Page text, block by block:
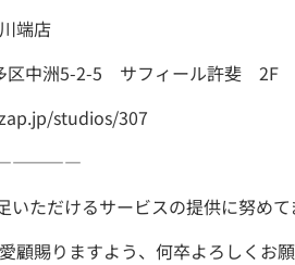
端店
区中洲5-2-5 サフィール許斐 2F
studios/307
ただけるサービスの提供に努めて
顧賜りますよう、何卒よろしくお願